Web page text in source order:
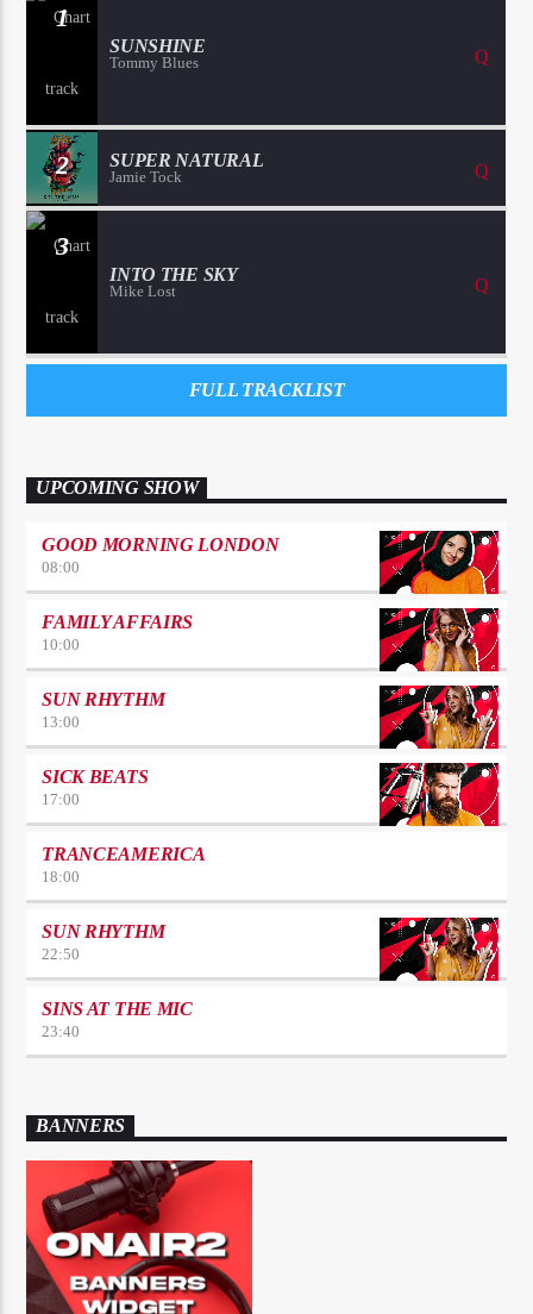
1
SUNSHINE
Tommy Blues
2 SUPER NATURAL
Jamie Tock
3
INTO THE SKY
Mike Lost
FULL TRACKLIST
UPCOMING SHOW
GOOD MORNING LONDON
08:00
FAMILY AFFAIRS
10:00
SUN RHYTHM
13:00
SICK BEATS
17:00
TRANCEAMERICA
18:00
SUN RHYTHM
22:50
SINS AT THE MIC
23:40
BANNERS